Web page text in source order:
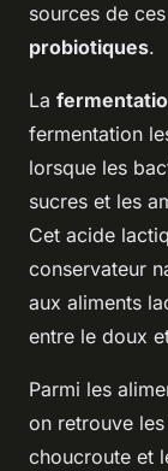
sources de
probiotiques.
La
fermentation
lorsque les
sucres et les
Cet acide
conservateur
aux aliments
entre le doux
Parmi les
on retrouve les
choucroute et